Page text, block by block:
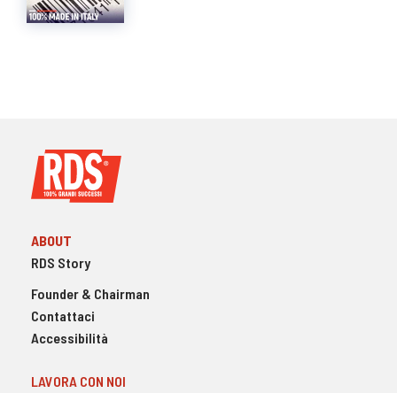
ABOUT
RDS Story
Founder & Chairman
Contattaci
Accessibilità
LAVORA CON NOI